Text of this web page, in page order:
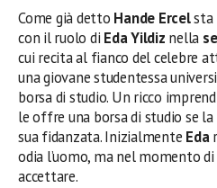
Come già detto Hande Ercelsta
con il ruolo di Eda Yildiz nella
cui recita al fianco del celebre
una giovane studentessa
borsa di studio. Un ricco
le offre una borsa di studio se
sua fidanzata. Inizialmente Eda
odia l’uomo, ma nel momento
accettare.